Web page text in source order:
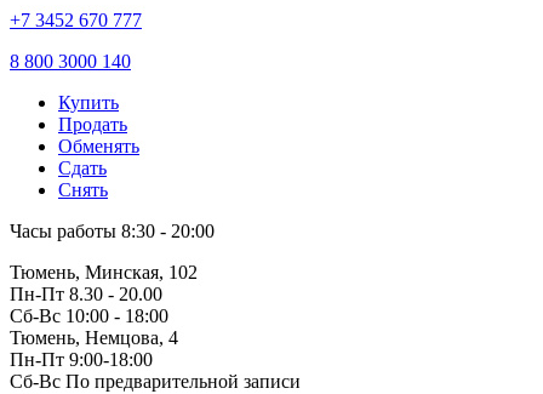
+7 3452 670 777
8 800 3000 140
Купить
Продать
Обменять
Сдать
Снять
Часы работы 8:30 - 20:00
Тюмень, Минская, 102
Пн-Пт 8.30 - 20.00
Сб-Вс 10:00 - 18:00
Тюмень, Немцова, 4
Пн-Пт 9:00-18:00
Сб-Вс По предварительной записи